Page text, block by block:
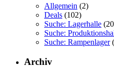
Allgemein (2)
Deals (102)
Suche: Lagerhalle
Suche:
Suche: Rampenlager
Archiv